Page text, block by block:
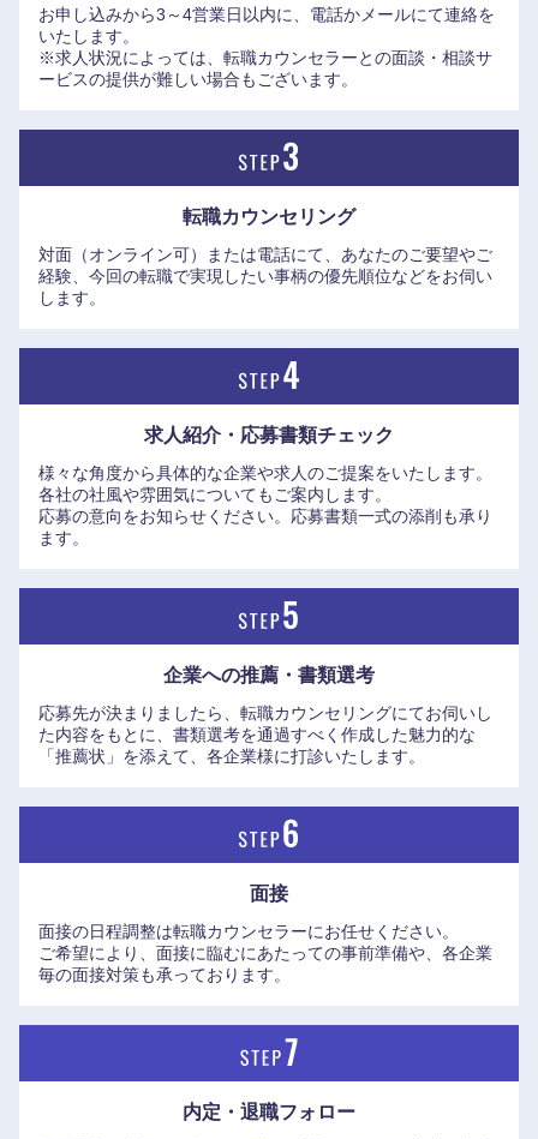
お申し込みから3～4営業日以内に、電話かメールにて連絡を
いたします。
※求人状況によっては、転職カウンセラーとの面談・相談サ
ービスの提供が難しい場合もございます。
転職カウンセリング
対面（オンライン可）または電話にて、あなたのご要望やご
経験、今回の転職で実現したい事柄の優先順位などをお伺い
します。
求人紹介・応募書類チェック
様々な角度から具体的な企業や求人のご提案をいたします。
各社の社風や雰囲気についてもご案内します。
応募の意向をお知らせください。応募書類一式の添削も承り
ます。
企業への推薦・書類選考
応募先が決まりましたら、転職カウンセリングにてお伺いし
た内容をもとに、書類選考を通過すべく作成した魅力的な
「推薦状」を添えて、各企業様に打診いたします。
面接
面接の日程調整は転職カウンセラーにお任せください。
ご希望により、面接に臨むにあたっての事前準備や、各企業
毎の面接対策も承っております。
内定・退職フォロー
近畿地方
滋賀県 京都府